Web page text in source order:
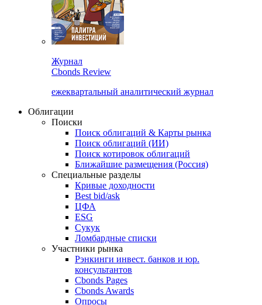
Cbonds Review
ежеквартальный аналитический журнал
Облигации
Поиски
Поиск облигаций & Карты рынка
Поиск облигаций (ИИ)
Поиск котировок облигаций
Ближайшие размещения (Россия)
Специальные разделы
Кривые доходности
Best bid/ask
ЦФА
ESG
Сукук
Ломбардные списки
Участники рынка
Рэнкинги инвест. банков и юр.